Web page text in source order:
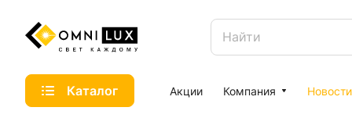
Каталог Акции Компания Новости